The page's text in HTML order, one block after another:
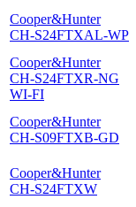
Cooper&Hunter
CH-S24FTXAL-WP
Cooper&Hunter
CH-S24FTXR-NG
WI-FI
Cooper&Hunter
CH-S09FTXB-GD
Cooper&Hunter
CH-S24FTXW